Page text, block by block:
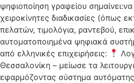
ψηφιοποίηση γραφείου
χειροκίνητες διαδικασίες (όπως
πελατών, τιμολόγια, ραντεβού,
αυτοματοποιημένα ψηφιακά
από ελληνικές επιχειρήσεις:
Θεσσαλονίκη – μείωσε τα
εφαρμόζοντας σύστημα αυτόματης